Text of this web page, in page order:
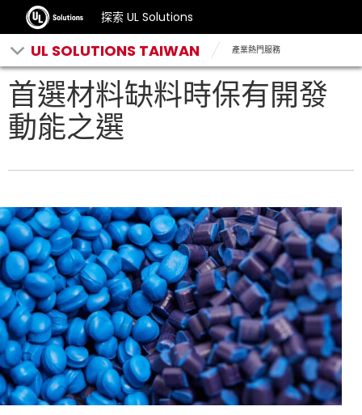
探索 UL Solutions
UL SOLUTIONS TAIWAN 產業熱門服務
首選材料缺料時保有開發
動能之選